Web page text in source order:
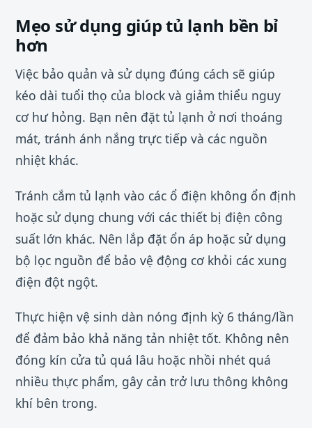
Mẹo sử dụng giúp tủ lạnh bền bỉ
hơn
Việc bảo quản và sử dụng đúng cách sẽ giúp
kéo dài tuổi thọ của block và giảm thiểu nguy
cơ hư hỏng. Bạn nên đặt tủ lạnh ở nơi thoáng
mát, tránh ánh nắng trực tiếp và các nguồn
nhiệt khác.
Tránh cắm tủ lạnh vào các ổ điện không ổn định
hoặc sử dụng chung với các thiết bị điện công
suất lớn khác. Nên lắp đặt ổn áp hoặc sử dụng
bộ lọc nguồn để bảo vệ động cơ khỏi các xung
điện đột ngột.
Thực hiện vệ sinh dàn nóng định kỳ 6 tháng/lần
để đảm bảo khả năng tản nhiệt tốt. Không nên
đóng kín cửa tủ quá lâu hoặc nhồi nhét quá
nhiều thực phẩm, gây cản trở lưu thông không
khí bên trong.